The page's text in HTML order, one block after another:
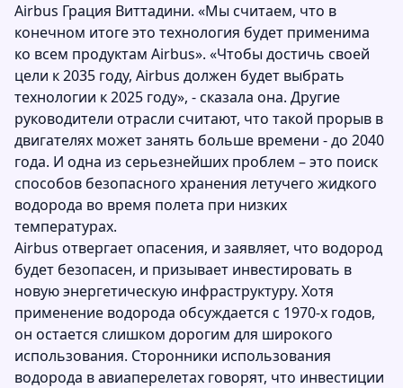
Airbus Грация Виттадини. «Мы считаем, что в
конечном итоге это технология будет применима
ко всем продуктам Airbus». «Чтобы достичь своей
цели к 2035 году, Airbus должен будет выбрать
технологии к 2025 году», - сказала она. Другие
руководители отрасли считают, что такой прорыв в
двигателях может занять больше времени - до 2040
года. И одна из серьезнейших проблем – это поиск
способов безопасного хранения летучего жидкого
водорода во время полета при низких
температурах.
Airbus отвергает опасения, и заявляет, что водород
будет безопасен, и призывает инвестировать в
новую энергетическую инфраструктуру. Хотя
применение водорода обсуждается с 1970-х годов,
он остается слишком дорогим для широкого
использования. Сторонники использования
водорода в авиаперелетах говорят, что инвестиции